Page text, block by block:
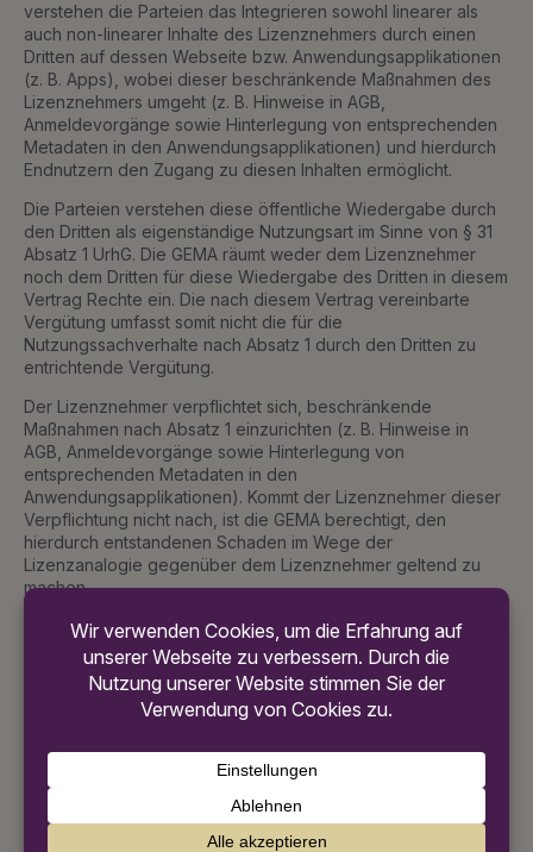
verstehen die Parteien das Integrieren sowohl linearer als
auch non-linearer Inhalte des Lizenznehmers durch einen
Dritten auf dessen Webseite bzw. Anwendungsapplikationen
(z. B. Apps), wobei dieser beschränkende Maßnahmen des
Lizenznehmers umgeht (z. B. Hinweise in AGB,
Anmeldevorgänge sowie Hinterlegung von entsprechenden
Metadaten in den Anwendungsapplikationen) und hierdurch
Endnutzern den Zugang zu diesen Inhalten ermöglicht.
Die Parteien verstehen diese öffentliche Wiedergabe durch
den Dritten als eigenständige Nutzungsart im Sinne von § 31
Absatz 1 UrhG. Die GEMA räumt weder dem Lizenznehmer
noch dem Dritten für diese Wiedergabe des Dritten in diesem
Vertrag Rechte ein. Die nach diesem Vertrag vereinbarte
Vergütung umfasst somit nicht die für die
Nutzungssachverhalte nach Absatz 1 durch den Dritten zu
entrichtende Vergütung.
Der Lizenznehmer verpflichtet sich, beschränkende
Maßnahmen nach Absatz 1 einzurichten (z. B. Hinweise in
AGB, Anmeldevorgänge sowie Hinterlegung von
entsprechenden Metadaten in den
Anwendungsapplikationen). Kommt der Lizenznehmer dieser
Verpflichtung nicht nach, ist die GEMA berechtigt, den
hierdurch entstandenen Schaden im Wege der
Lizenzanalogie gegenüber dem Lizenznehmer geltend zu
machen.
Die Parteien sind sich einig, dass es jedoch zulässig ist, die
Sendung bzw. Online-Angebote gemäß § 1 und § 2 auf der
Homepage und Apps des Lizenznehmers sowie auf der
Plattform “Radioplayer” (radioplayer.de) wiederzugeben.
Dies umfasst nicht die darüberhinausgehende Einbettung des
Die vorstehenden Regelungen in den Absätzen 1 bis 3 sind
ohne Präjudiz für zukünftige Regelungen. Die GEMA und der
Verband werden sich im Jahr 2019 über etwaig erforderliche
Anpassungen verständigen.